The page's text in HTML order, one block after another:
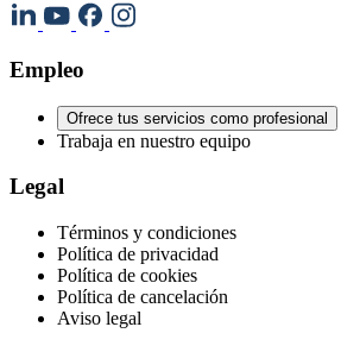
Empleo
Ofrece tus servicios como profesional
Trabaja en nuestro equipo
Legal
Términos y condiciones
Política de privacidad
Política de cookies
Política de cancelación
Aviso legal